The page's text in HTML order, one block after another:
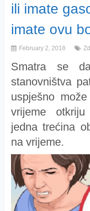
ili imate
imate ovu
February 2, 2018
Smatra se
stanovništva
uspješno
vrijeme
jedna trećina
na vrijeme.